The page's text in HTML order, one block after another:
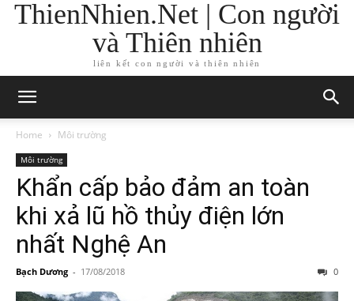
ThienNhien.Net | Con người
và Thiên nhiên
liên kết con người và thiên nhiên
Home Môi trường
Môi trường
Khẩn cấp bảo đảm an toàn
khi xả lũ hồ thủy điện lớn
nhất Nghệ An
Bạch Dương - 17/08/2018 0